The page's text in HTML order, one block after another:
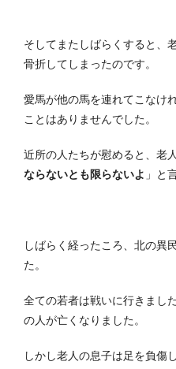
そしてまたしばらくすると、
骨折してしまったのです。
愛馬が他の馬を連れてこなけ
ことはありませんでした。
近所の人たちが慰めると、老
ならないとも限らないよ 」と
しばらく経ったころ、北の異
た。
全ての若者は戦いに行きまし
の人が亡くなりました。
しかし老人の息子は足を負傷